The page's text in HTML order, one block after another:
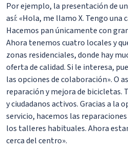
Por ejemplo, la presentación de
así: «Hola, me llamo X. Tengo una
Hacemos pan únicamente con
Ahora tenemos cuatro locales y
zonas residenciales, donde hay
oferta de calidad. Si le interesa,
las opciones de colaboración». O
reparación y mejora de bicicletas.
y ciudadanos activos. Gracias a la
servicio, hacemos las
los talleres habituales. Ahora
cerca del centro».